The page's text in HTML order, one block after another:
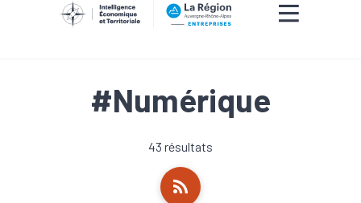
#Numérique
43 résultats